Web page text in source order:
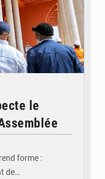
le
forme :
de…